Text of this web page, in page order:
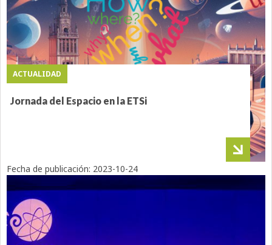
ACTUALIDAD
Jornada del Espacio en la ETSi
Fecha de publicación: 2023-10-24